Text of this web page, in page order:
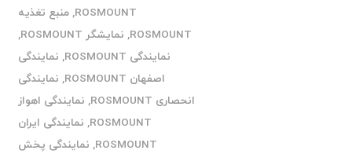
ROSMOUNT
,منبع تغذیه
ROSMOUNT
, نمایشگر ROSMOUNT
,
نمایندگی ROSMOUNT
, نمایندگی
اصفهان ROSMOUNT
, نمایندگی
انحصاری ROSMOUNT
, نمایندگی اهواز
ROSMOUNT
, نمایندگی ایران
ROSMOUNT
, نمایندگی پخش